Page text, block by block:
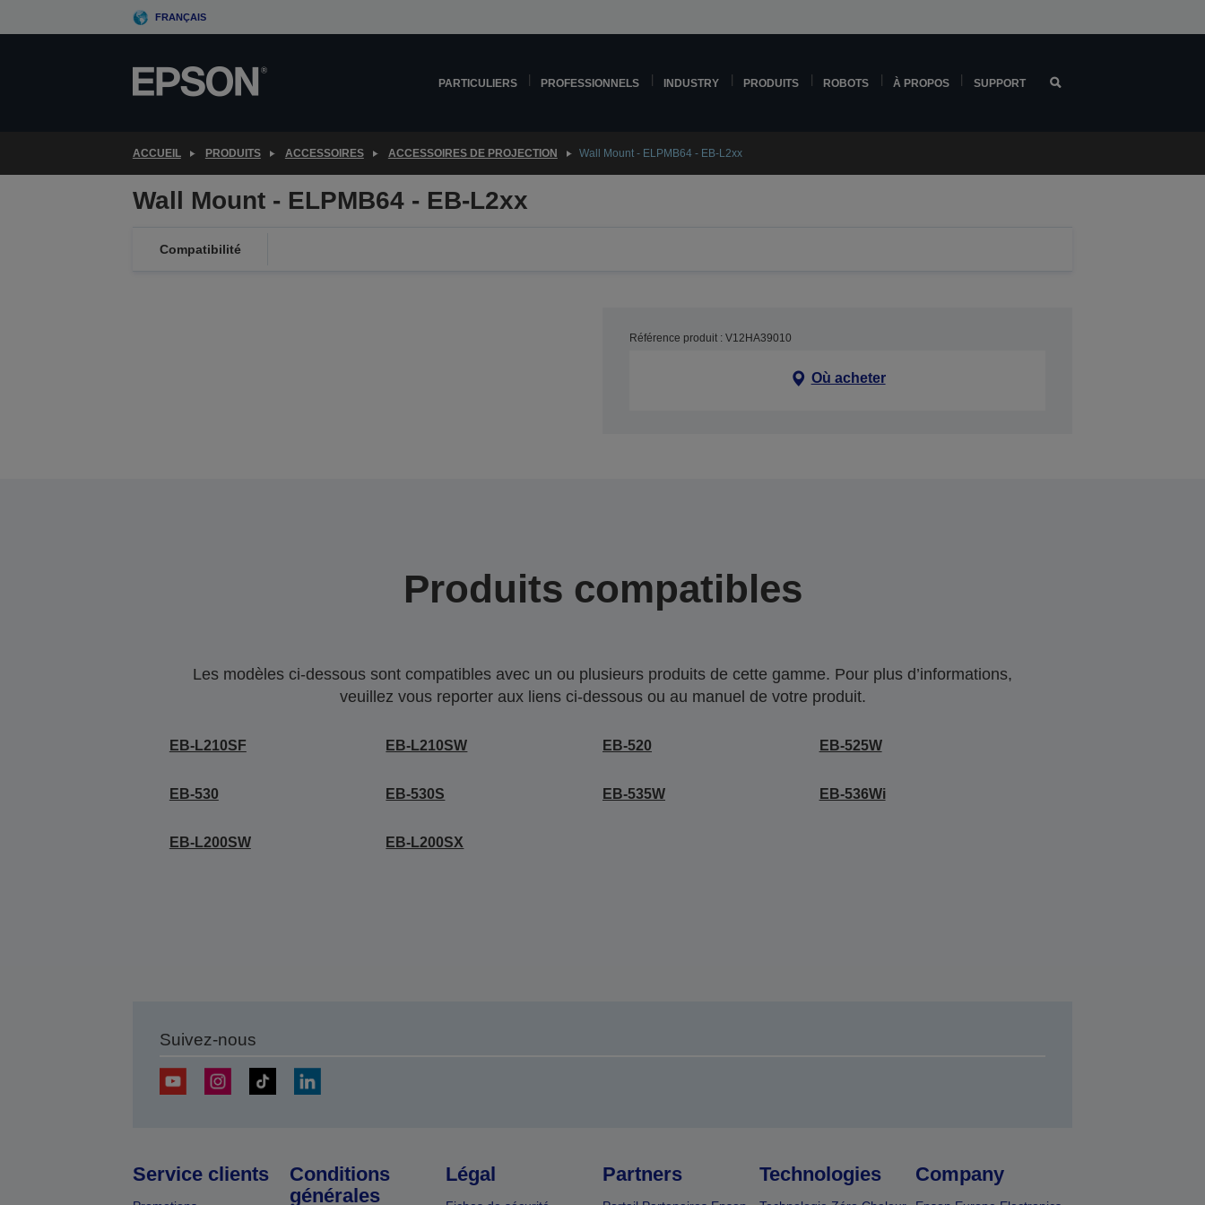
to
FRANÇAIS
PARTICULIERS PROFESSIONNELS INDUSTRY PRODUITS ROBOTS À PROPOS SUPPORT
ACCUEIL PRODUITS ACCESSOIRES ACCESSOIRES DE PROJECTION Wall Mount - ELPMB64 - EB-L2xx
Wall Mount - ELPMB64 - EB-L2xx
Compatibilité
Référence produit : V12HA39010
Où acheter
Produits compatibles
Les modèles ci-dessous sont compatibles avec un ou plusieurs produits de cette gamme. Pour plus d’informations,
veuillez vous reporter aux liens ci-dessous ou au manuel de votre produit.
EB-L210SF EB-L210SW EB-520 EB-525W
EB-530 EB-530S EB-535W EB-536Wi
EB-L200SW EB-L200SX
Suivez-nous
Service clients
Conditions
générales
Légal Partners Technologies Company